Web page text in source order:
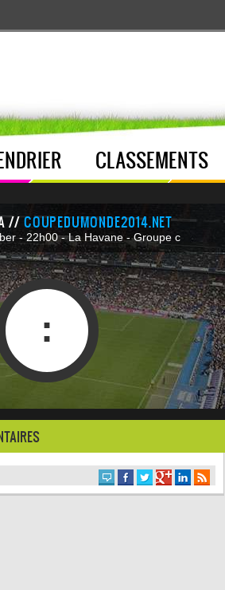
CLASSEMENTS
//COUPEDUMONDE2014.NET
- 22h00 - La Havane - Groupe c
: